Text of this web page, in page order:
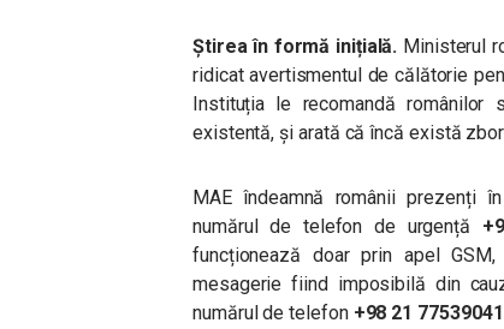
Știrea în formă inițială. Ministerul
ridicat avertismentul de călătorie
Instituția le recomandă
existentă, și arată că încă există
MAE îndeamnă românii prezenți
numărul de telefon de urgență
funcționează doar prin apel
mesagerie fiind imposibilă din
numărul de telefon +98 21